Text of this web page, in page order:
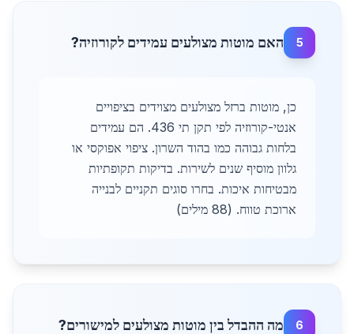
5 האם מוטות מצולעים עמידים לקורוזיה?
כן, מוטות ברזל מצולעים מצוידים בציפויים
אנטי-קורוזיה לפי תקן תי 436. הם עמידים
בלחות גבוהה כמו בהוד השרון. ציפוי אפוקסי או
גלוון מוסיף שנים לשירות. בדיקות תקופתיות
מבטיחות איכות. בחרו סוגים תקניים לבנייה
ארוכת טווח. (88 מילים)
6 מה ההבדל בין מוטות מצולעים למישורים?